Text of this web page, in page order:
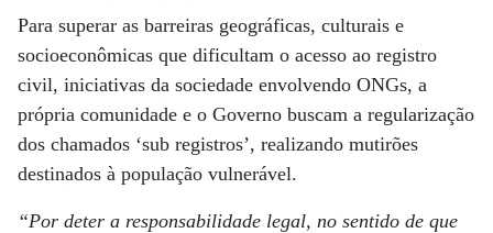
Para superar as barreiras geográficas, culturais e
socioeconômicas que dificultam o acesso ao registro
civil, iniciativas da sociedade envolvendo ONGs, a
própria comunidade e o Governo buscam a regularização
dos chamados ‘sub registros’, realizando mutirões
destinados à população vulnerável.
“Por deter a responsabilidade legal, no sentido de que